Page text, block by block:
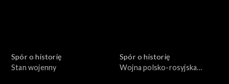
Spór o historię
Stan wojenny
Spór o historię
Wojna polsko-rosyjska